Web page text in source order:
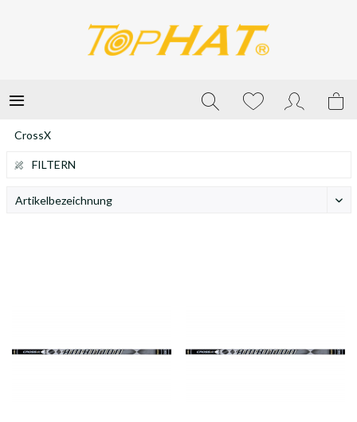
CrossX
FILTERN